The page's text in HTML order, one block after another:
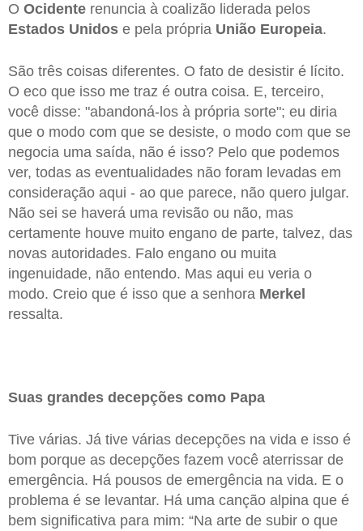
O Ocidente renuncia à coalizão liderada pelos
Estados Unidos e pela própria União Europeia.
São três coisas diferentes. O fato de desistir é lícito.
O eco que isso me traz é outra coisa. E, terceiro,
você disse: "abandoná-los à própria sorte"; eu diria
que o modo com que se desiste, o modo com que se
negocia uma saída, não é isso? Pelo que podemos
ver, todas as eventualidades não foram levadas em
consideração aqui - ao que parece, não quero julgar.
Não sei se haverá uma revisão ou não, mas
certamente houve muito engano de parte, talvez, das
novas autoridades. Falo engano ou muita
ingenuidade, não entendo. Mas aqui eu veria o
modo. Creio que é isso que a senhora Merkel
ressalta.
Suas grandes decepções como Papa
Tive várias. Já tive várias decepções na vida e isso é
bom porque as decepções fazem você aterrissar de
emergência. Há pousos de emergência na vida. E o
problema é se levantar. Há uma canção alpina que é
bem significativa para mim: “Na arte de subir o que